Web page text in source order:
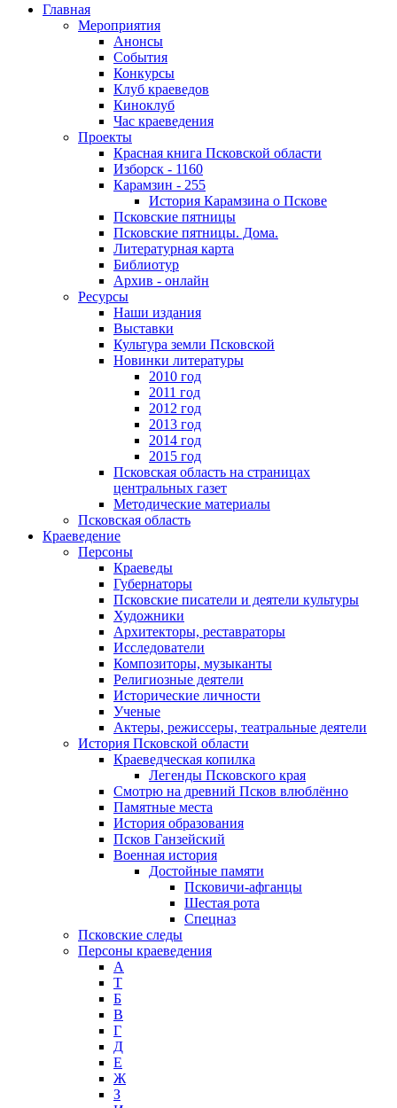
Главная
Мероприятия
Анонсы
События
Конкурсы
Клуб краеведов
Киноклуб
Час краеведения
Проекты
Красная книга Псковской области
Изборск - 1160
Карамзин - 255
История Карамзина о Пскове
Псковские пятницы
Псковские пятницы. Дома.
Литературная карта
Библиотур
Архив - онлайн
Ресурсы
Наши издания
Выставки
Культура земли Псковской
Новинки литературы
2010 год
2011 год
2012 год
2013 год
2014 год
2015 год
Псковская область на страницах
центральных газет
Методические материалы
Псковская область
Краеведение
Персоны
Краеведы
Губернаторы
Псковские писатели и деятели культуры
Художники
Архитекторы, реставраторы
Исследователи
Композиторы, музыканты
Религиозные деятели
Исторические личности
Ученые
Актеры, режиссеры, театральные деятели
История Псковской области
Краеведческая копилка
Легенды Псковского края
Смотрю на древний Псков влюблённо
Памятные места
История образования
Псков Ганзейский
Военная история
Достойные памяти
Псковичи-афганцы
Шестая рота
Спецназ
Псковские следы
Персоны краеведения
А
T
Б
В
Г
Д
Е
Ж
З